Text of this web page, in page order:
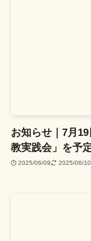
お知らせ｜7月
教実践会」を予
2025/06/09 2025/06/10